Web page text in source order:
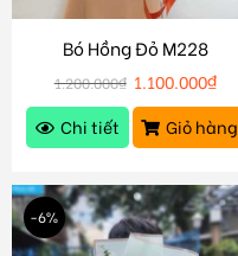
Bó Hồng Đỏ M228
1.200.000₫ 1.100.000₫
Chi tiết
Giỏ hàng
-6%